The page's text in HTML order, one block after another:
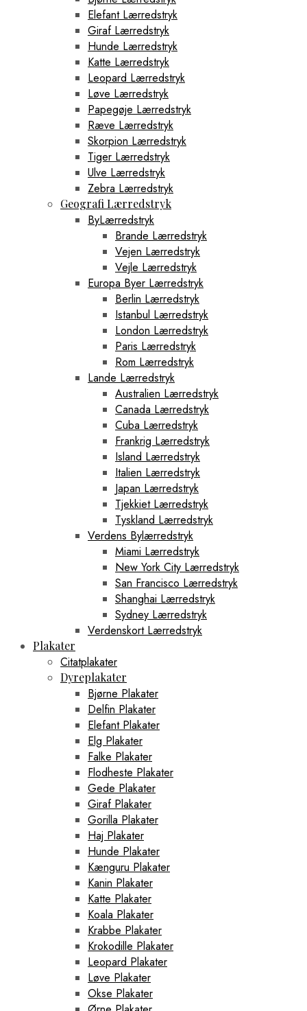
Elefant Lærredstryk
Giraf Lærredstryk
Hunde Lærredstryk
Katte Lærredstryk
Leopard Lærredstryk
Løve Lærredstryk
Papegøje Lærredstryk
Ræve Lærredstryk
Skorpion Lærredstryk
Tiger Lærredstryk
Ulve Lærredstryk
Zebra Lærredstryk
Geografi Lærredstryk
ByLærredstryk
Brande Lærredstryk
Vejen Lærredstryk
Vejle Lærredstryk
Europa Byer Lærredstryk
Berlin Lærredstryk
Istanbul Lærredstryk
London Lærredstryk
Paris Lærredstryk
Rom Lærredstryk
Lande Lærredstryk
Australien Lærredstryk
Canada Lærredstryk
Cuba Lærredstryk
Frankrig Lærredstryk
Island Lærredstryk
Italien Lærredstryk
Japan Lærredstryk
Tjekkiet Lærredstryk
Tyskland Lærredstryk
Verdens Bylærredstryk
Miami Lærredstryk
New York City Lærredstryk
San Francisco Lærredstryk
Shanghai Lærredstryk
Sydney Lærredstryk
Verdenskort Lærredstryk
Plakater
Citatplakater
Dyreplakater
Bjørne Plakater
Delfin Plakater
Elefant Plakater
Elg Plakater
Falke Plakater
Flodheste Plakater
Gede Plakater
Giraf Plakater
Gorilla Plakater
Haj Plakater
Hunde Plakater
Kænguru Plakater
Kanin Plakater
Katte Plakater
Koala Plakater
Krabbe Plakater
Krokodille Plakater
Leopard Plakater
Løve Plakater
Okse Plakater